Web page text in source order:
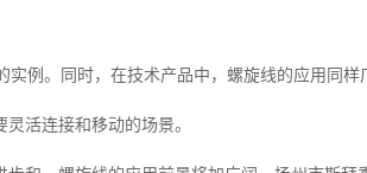
例。同时，在技术产品中，螺旋线的应用同样
活连接和移动的场景。